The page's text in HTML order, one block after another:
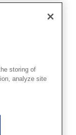
storing of
analyze site